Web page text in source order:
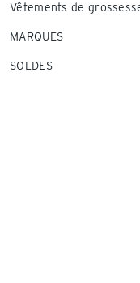
Vêtements de
MARQUES
SOLDES